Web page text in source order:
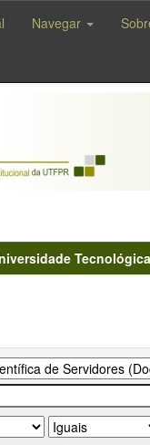
Navegar